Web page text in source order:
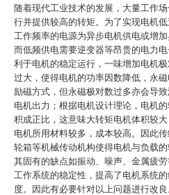
随着现代工业技术的发展，大量工作
行并提供较高的转矩。为了实现电机
工作频率的电源为异步电机供电或增加
而低频供电需要逆变器等昂贵的电力
利于电机的稳定运行，一味增加电机
过大，使得电机的功率因数降低，永
励磁方式，但永磁极对数过多亦会导
电机出力；根据电机设计理论，电机
积成正比，这意味大转矩电机体积较大
电机所用材料较多，成本较高。因此
轮箱等机械传动机构使得电机与负载
其固有的缺点如振动、噪声、金属疲
工作系统的稳定性，提高了电机系统
度。因此有必要针对以上问题进行改良